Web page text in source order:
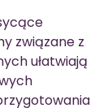
związane z
ułatwiają